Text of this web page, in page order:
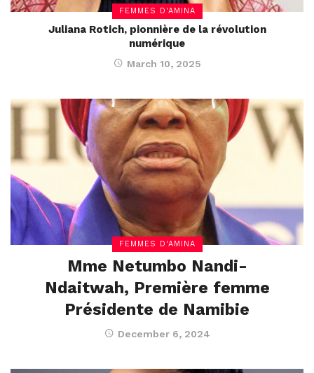
FEMMES D'AMINA
Juliana Rotich, pionnière de la révolution
numérique
March 10, 2025
FEMMES D'AMINA
Mme Netumbo Nandi-
Ndaitwah, Première femme
Présidente de Namibie
December 6, 2024